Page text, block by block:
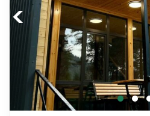
Previous